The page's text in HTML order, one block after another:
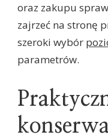
oraz zakupu
zajrzeć na stronę
szeroki wybór
parametrów.